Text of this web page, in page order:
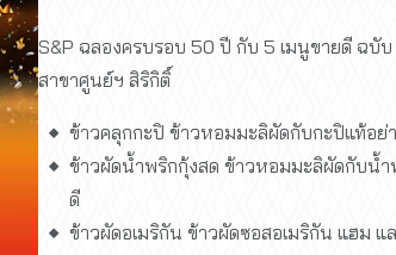
S&P ฉลองครบรอบ 50 ปี กับ 5 เมนูขายดี ฉบั
สาขาศูนย์ฯ สิริกิติ์
ข้าวคลุกกะปิ ข้าวหอมมะลิผัดกับกะปิแท้อย่า
ข้าวผัดน้ำพริกกุ้งสด ข้าวหอมมะลิผัดกับน้ำ
ดี
ข้าวผัดอเมริกัน ข้าวผัดซอสอเมริกัน แฮม แ